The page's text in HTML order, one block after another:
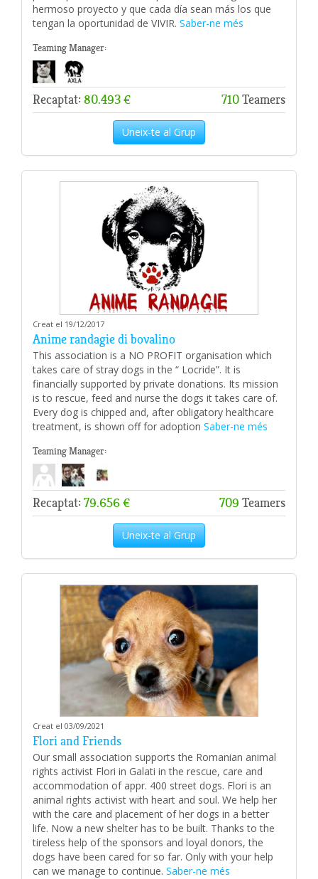
hermoso proyecto y que cada día sean más los que
tengan la oportunidad de VIVIR. Saber-ne més
Teaming Manager:
Recaptat: 80.493 € 710Teamers
Uneix-te al Grup
Creat el 19/12/2017
Anime randagie di bovalino
This association is a NO PROFIT organisation which
takes care of stray dogs in the “ Locride”. It is
financially supported by private donations. Its mission
is to rescue, feed and nurse the dogs it takes care of.
Every dog is chipped and, after obligatory healthcare
treatment, is shown off for adoption Saber-ne més
Teaming Manager:
Recaptat: 79.656 € 709 Teamers
Uneix-te al Grup
Creat el 03/09/2021
Flori and Friends
Our small association supports the Romanian animal
rights activist Flori in Galati in the rescue, care and
accommodation of appr. 400 street dogs. Flori is an
animal rights activist with heart and soul. We help her
with the care and placement of her dogs in a better
life. Now a new shelter has to be built. Thanks to the
tireless help of the sponsors and loyal donors, the
dogs have been cared for so far. Only with your help
can we manage to continue. Saber-ne més